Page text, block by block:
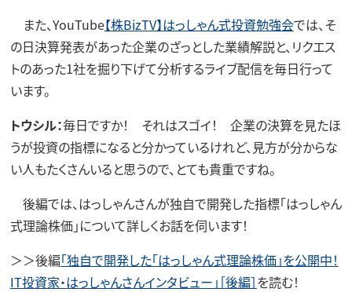
また、YouTube【株BizTV】はっしゃん式投資勉強会では、そ
の日決算発表があった企業のざっとした業績解説と、リクエス
トのあった1社を掘り下げて分析するライブ配信を毎日行って
います。
トウシル：毎日ですか！ それはスゴイ！ 企業の決算を見たほ
うが投資の指標になると分かっているけれど、見方が分からな
い人もたくさんいると思うので、とても貴重ですね。
後編では、はっしゃんさんが独自で開発した指標「はっしゃん
式理論株価」について詳しくお話を伺います！
＞＞後編「独自で開発した「はっしゃん式理論株価」を公開中！
IT投資家・はっしゃんさんインタビュー」［後編］を読む！